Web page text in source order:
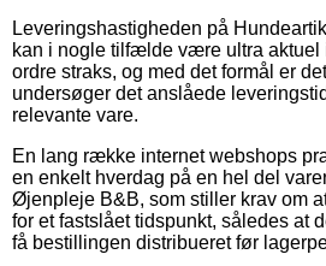
Leveringshastigheden på
kan i nogle tilfælde være ultra aktuel
ordre straks, og med det formål er
undersøger det anslåede
relevante vare.
En lang række internet webshops
en enkelt hverdag på en hel del
Øjenpleje B&B, som stiller krav om
for et fastslået tidspunkt, således at
få bestillingen distribueret før